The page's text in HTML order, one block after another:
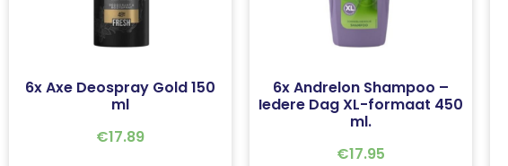
6x Axe Deospray Gold 150
ml
€17.89
6x Andrelon Shampoo –
Iedere Dag XL-formaat 450
ml.
€17.95